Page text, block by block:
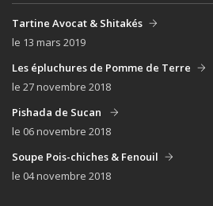
Tartine Avocat & Shitakés
le 13 mars 2019
Les épluchures de Pomme de Terre
le 27 novembre 2018
Pishada de Sucan
le 06 novembre 2018
Soupe Pois-chiches & Fenouil
le 04 novembre 2018